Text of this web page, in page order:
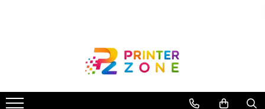
Imprimante cu jet